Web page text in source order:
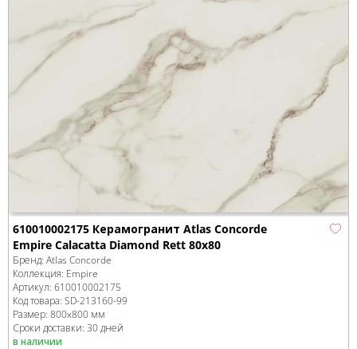
610010002175 Керамогранит Atlas Concorde
Empire Calacatta Diamond Rett 80x80
Бренд: Atlas Concorde
Коллекция: Empire
Артикул: 610010002175
Код товара: SD-213160-99
Размер: 800x800 мм
Сроки доставки: 30 дней
в наличии